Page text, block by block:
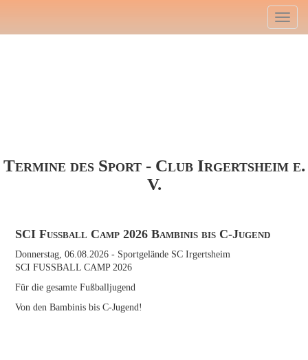
Inhalt
Toggle
Termine des Sport - Club Irgertsheim e.
V.
SCI Fussball Camp 2026 Bambinis bis C-Jugend
Donnerstag, 06.08.2026 - Sportgelände SC Irgertsheim
SCI FUSSBALL CAMP 2026
Für die gesamte Fußballjugend
Von den Bambinis bis C-Jugend!